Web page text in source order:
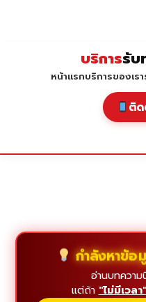
บริการรับ
หน้าแรกบริการของเรา
ติด
กำลังหาข้อ
อ่านบทความ
แต่ถ้า "ไม่มีเวลา"